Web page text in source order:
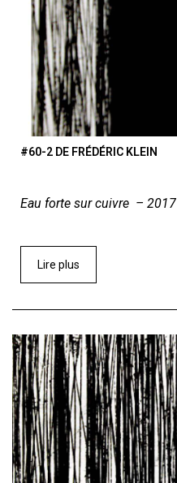
#60-2 DE FRÉDÉRIC KLEIN
Eau forte sur cuivre – 2017
Lire plus